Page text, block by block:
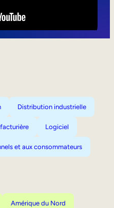
Distribution industrielle
Logiciel
et aux consommateurs
Amérique du Nord